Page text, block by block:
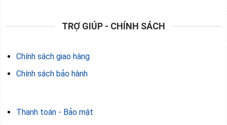
TRỢ GIÚP - CHÍNH SÁCH
Chính sách giao hàng
Chính sách bảo hành
Thanh toán - Bảo mật